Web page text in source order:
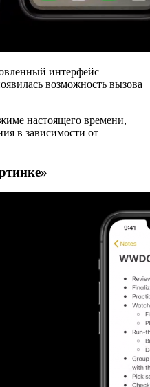
интерфейс
возможность вызова
настоящего времени,
в зависимости от